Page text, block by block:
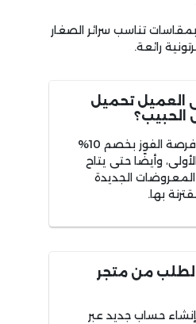
بمقاسات تناسب سرائر الصغار
رائعة.
العميل تحميل
حتى يتسنى له فرصة الفوز بخصم 10%
وأيضًا حتى يتاح
الجديدة
بها.
من متجر
حساب جديد عبر